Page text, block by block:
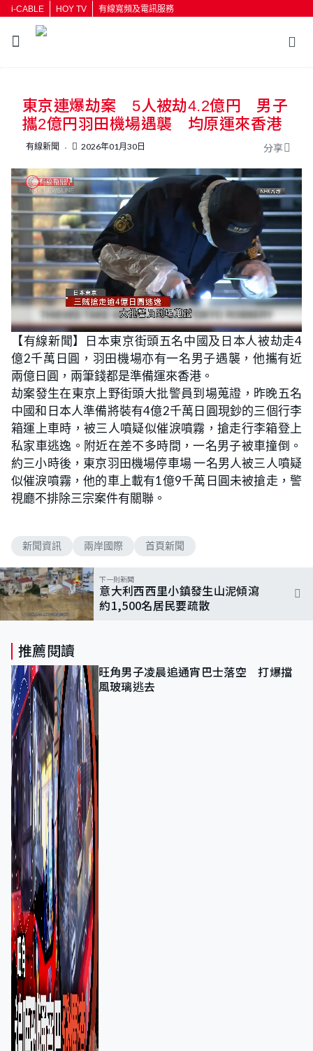
i-CABLE HOY TV 有線寬頻及電訊服務
按輸入鍵開始搜尋
東京連爆劫案 5人被劫4.2億円 男子
攜2億円羽田機場遇襲 均原運來香港
有線新聞 2026年01月30日 分享
U
n
m
u
t
e
L
o
a
d
e
d
:
6
2
.
2
6
%
【有線新聞】日本東京街頭五名中國及日本人被劫走4
億2千萬日圓，羽田機場亦有一名男子遇襲，他攜有近
兩億日圓，兩筆錢都是準備運來香港。
劫案發生在東京上野街頭大批警員到場蒐證，昨晚五名
中國和日本人準備將裝有4億2千萬日圓現鈔的三個行李
箱運上車時，被三人噴疑似催淚噴霧，搶走行李箱登上
私家車逃逸。附近在差不多時間，一名男子被車撞倒。
約三小時後，東京羽田機場停車場 一名男人被三人噴疑
似催淚噴霧，他的車上載有1億9千萬日圓未被搶走，警
視廳不排除三宗案件有關聯。
新聞資訊 兩岸國際 首頁新聞
下一則新聞
意大利西西里小鎮發生山泥傾瀉
約1,500名居民要疏散
推薦閱讀
旺角男子凌晨追通宵巴士落空 打爆擋
風玻璃逃去